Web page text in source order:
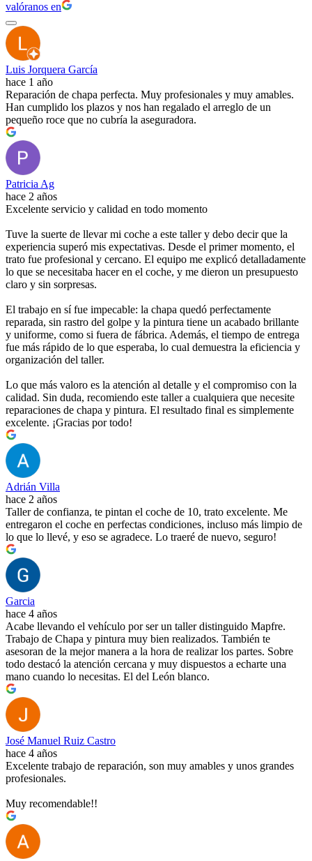
valóranos en
Luis Jorquera García
hace 1 año
Reparación de chapa perfecta. Muy profesionales y muy amables.
Han cumplido los plazos y nos han regalado el arreglo de un
pequeño roce que no cubría la aseguradora.
Patricia Ag
hace 2 años
Excelente servicio y calidad en todo momento
Tuve la suerte de llevar mi coche a este taller y debo decir que la
experiencia superó mis expectativas. Desde el primer momento, el
trato fue profesional y cercano. El equipo me explicó detalladamente
lo que se necesitaba hacer en el coche, y me dieron un presupuesto
claro y sin sorpresas.
El trabajo en sí fue impecable: la chapa quedó perfectamente
reparada, sin rastro del golpe y la pintura tiene un acabado brillante
y uniforme, como si fuera de fábrica. Además, el tiempo de entrega
fue más rápido de lo que esperaba, lo cual demuestra la eficiencia y
organización del taller.
Lo que más valoro es la atención al detalle y el compromiso con la
calidad. Sin duda, recomiendo este taller a cualquiera que necesite
reparaciones de chapa y pintura. El resultado final es simplemente
excelente. ¡Gracias por todo!
Adrián Villa
hace 2 años
Taller de confianza, te pintan el coche de 10, trato excelente. Me
entregaron el coche en perfectas condiciones, incluso más limpio de
lo que lo llevé, y eso se agradece. Lo traeré de nuevo, seguro!
Garcia
hace 4 años
Acabe llevando el vehículo por ser un taller distinguido Mapfre.
Trabajo de Chapa y pintura muy bien realizados. También te
asesoran de la mejor manera a la hora de realizar los partes. Sobre
todo destacó la atención cercana y muy dispuestos a echarte una
mano cuando lo necesitas. El del León blanco.
José Manuel Ruiz Castro
hace 4 años
Excelente trabajo de reparación, son muy amables y unos grandes
profesionales.
Muy recomendable!!